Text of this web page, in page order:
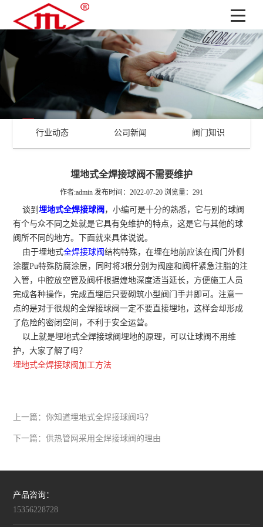
行业动态 公司新闻 阀门知识
埋地式全焊接球阀不需要维护
作者:admin 发布时间：2022-07-20 浏览量：291
谈到埋地式全焊接球阀 ，小编可是十分的熟悉，它与别的球阀
有个与众不同之处就是它具有免维护的特点，这是它与其他的球
阀所不同的地方。下面就来具体说说。
由于埋地式全焊接球阀结构特殊，在埋在地前应该在阀门外侧
涂覆Pu特殊防腐涂层，同时将3根分别为阀座和阀杆紧急注脂的注
入管，中腔放空管及阀杆根据煌地深度适当延长，方便施工人员
完成各种操作，完成直埋后只要砌筑小型阀门手井即可。注意一
点的是对于很规的全焊接球阀一定不要直接埋地，这样会却形成
了危险的密闭空间，不利于安全运营。
以上就是埋地式全焊接球阀埋地的原理，可以让球阀不用维
护，大家了解了吗？
埋地式全焊接球阀加工方法
上一篇：你知道埋地式全焊接球阀吗？
下一篇：供热管网采用全焊接球阀的理由
产品咨询：
15356228728